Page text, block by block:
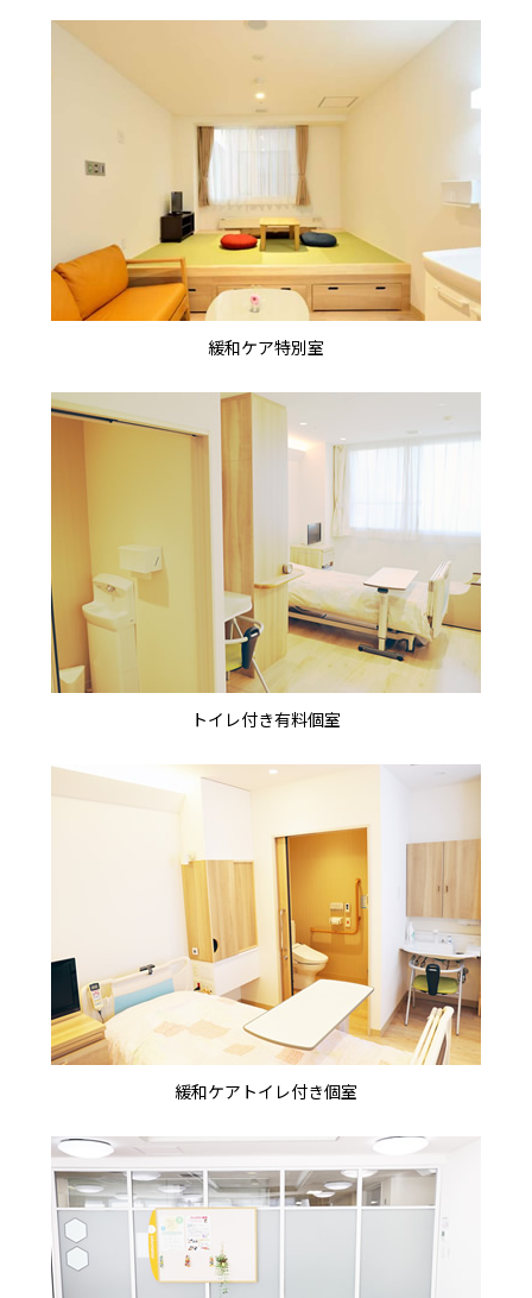
緩和ケア特別室
トイレ付き有料個室
緩和ケアトイレ付き個室